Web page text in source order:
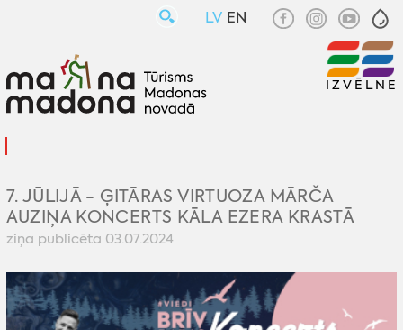
LV EN
IZVĒLNE
7. JŪLIJĀ - ĢITĀRAS VIRTUOZA MĀRČA
AUZIŅA KONCERTS KĀLA EZERA KRASTĀ
ziņa publicēta 03.07.2024